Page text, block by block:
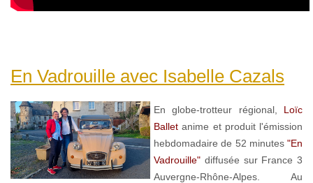
En Vadrouille avec Isabelle Cazals
En globe-trotteur régional, Loïc
Ballet anime et produit l'émission
hebdomadaire de 52 minutes "En
Vadrouille" diffusée sur France 3
Auvergne-Rhône-Alpes. Au